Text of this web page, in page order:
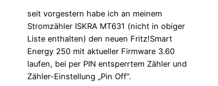
seit vorgestern habe ich an meinem
Stromzähler ISKRA MT631 (nicht in obiger
Liste enthalten) den neuen Fritz!Smart
Energy 250 mit aktueller Firmware 3.60
laufen, bei per PIN entsperrtem Zähler und
Zähler-Einstellung „Pin Off“.